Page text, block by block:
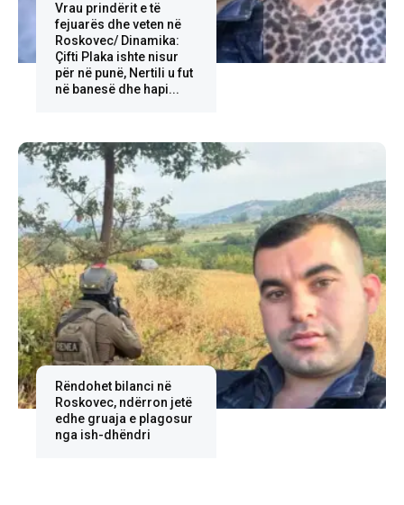
Vrau prindërit e të
fejuarës dhe veten në
Roskovec/ Dinamika:
Çifti Plaka ishte nisur
për në punë, Nertili u fut
në banesë dhe hapi...
Rëndohet bilanci në
Roskovec, ndërron jetë
edhe gruaja e plagosur
nga ish-dhëndri